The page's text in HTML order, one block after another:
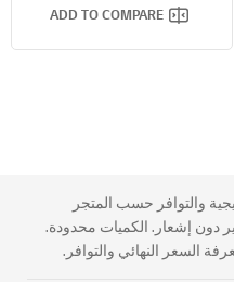
مكثف تلقائي التنظيفADD TO COMPARE
والتوافر حسب المتجر
دون إشعار. الكميات محدودة.
السعر النهائي والتوافر.